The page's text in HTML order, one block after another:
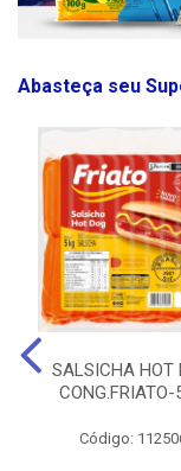
Abasteça seu
SALSICHA HOT
CONG.FRIATO-
Código: